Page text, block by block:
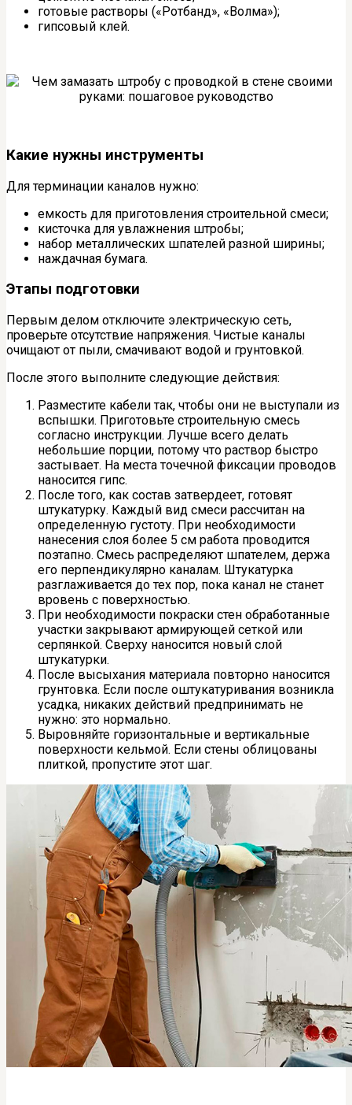
готовые растворы («Ротбанд», «Волма»);
гипсовый клей.
Какие нужны инструменты
Для терминации каналов нужно:
емкость для приготовления строительной смеси;
кисточка для увлажнения штробы;
набор металлических шпателей разной ширины;
наждачная бумага.
Этапы подготовки
Первым делом отключите электрическую сеть,
проверьте отсутствие напряжения. Чистые каналы
очищают от пыли, смачивают водой и грунтовкой.
После этого выполните следующие действия:
Разместите кабели так, чтобы они не выступали из
вспышки. Приготовьте строительную смесь
согласно инструкции. Лучше всего делать
небольшие порции, потому что раствор быстро
застывает. На места точечной фиксации проводов
наносится гипс.
После того, как состав затвердеет, готовят
штукатурку. Каждый вид смеси рассчитан на
определенную густоту. При необходимости
нанесения слоя более 5 см работа проводится
поэтапно. Смесь распределяют шпателем, держа
его перпендикулярно каналам. Штукатурка
разглаживается до тех пор, пока канал не станет
вровень с поверхностью.
При необходимости покраски стен обработанные
участки закрывают армирующей сеткой или
серпянкой. Сверху наносится новый слой
штукатурки.
После высыхания материала повторно наносится
грунтовка. Если после оштукатуривания возникла
усадка, никаких действий предпринимать не
нужно: это нормально.
Выровняйте горизонтальные и вертикальные
поверхности кельмой. Если стены облицованы
плиткой, пропустите этот шаг.